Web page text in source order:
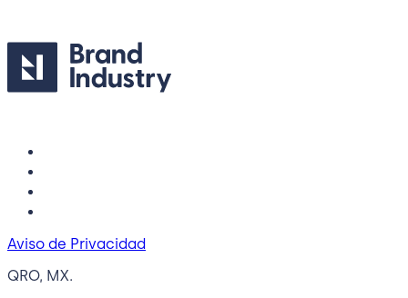
Aviso de Privacidad
QRO, MX.